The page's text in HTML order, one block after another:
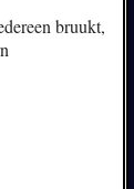
bruukt,